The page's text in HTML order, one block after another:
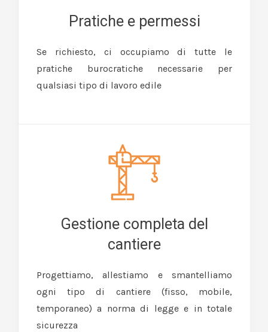
Pratiche e permessi
Se richiesto, ci occupiamo di tutte le
pratiche burocratiche necessarie per
qualsiasi tipo di lavoro edile
Gestione completa del
cantiere
Progettiamo, allestiamo e smantelliamo
ogni tipo di cantiere (fisso, mobile,
temporaneo) a norma di legge e in totale
sicurezza